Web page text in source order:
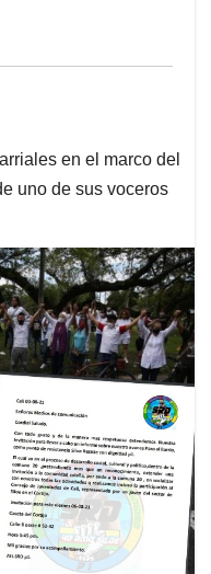
en el marco del
uno de sus voceros